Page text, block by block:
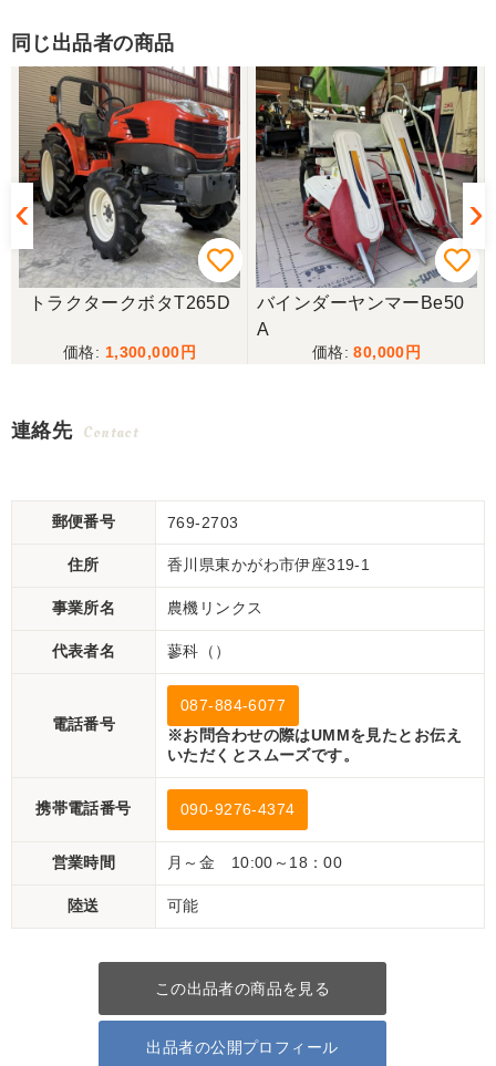
同じ出品者の商品
トラクタークボタT265D
1,300,000
バインダーヤンマーBe50
A
80,000
連絡先 Contact
郵便番号 769-2703
住所 香川県東かがわ市伊座319-1
事業所名 農機リンクス
代表者名 蓼科（）
電話番号
087-884-6077
※お問合わせの際はUMMを見たとお伝え
いただくとスムーズです。
携帯電話番号 090-9276-4374
営業時間 月～金 10:00～18：00
陸送 可能
この出品者の商品を見る
出品者の公開プロフィール